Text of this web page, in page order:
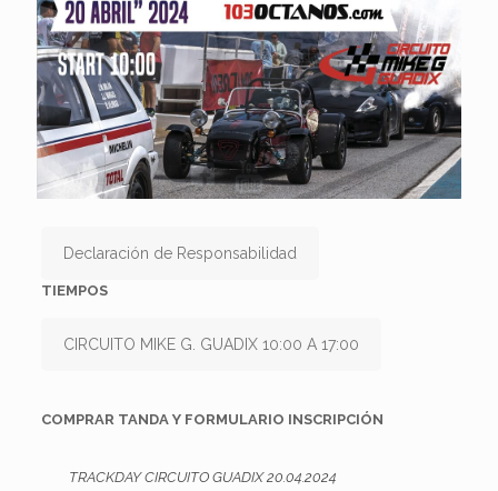
Declaración de Responsabilidad
TIEMPOS
CIRCUITO MIKE G. GUADIX 10:00 A 17:00
COMPRAR TANDA Y FORMULARIO INSCRIPCIÓN
TRACKDAY CIRCUITO GUADIX 20.04.2024